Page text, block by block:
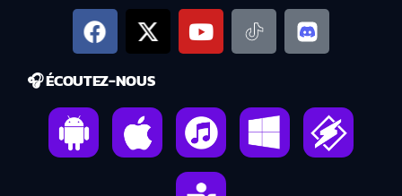
🎧 ÉCOUTEZ-NOUS